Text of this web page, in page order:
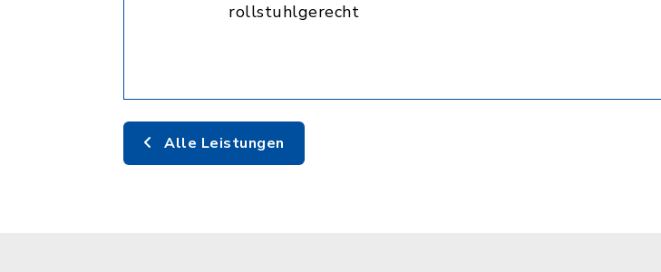
rollstuhlgerecht
Alle Leistungen